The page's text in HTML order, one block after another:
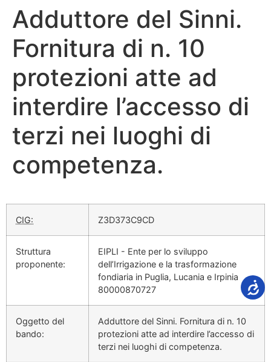
Adduttore del Sinni.
Fornitura di n. 10
protezioni atte ad
interdire l’accesso di
terzi nei luoghi di
competenza.
CIG: Z3D373C9CD
Struttura
proponente:
EIPLI - Ente per lo sviluppo
dell’Irrigazione e la trasformazione
fondiaria in Puglia, Lucania e Irpinia
80000870727
Oggetto del
bando:
Adduttore del Sinni. Fornitura di n. 10
protezioni atte ad interdire l’accesso di
terzi nei luoghi di competenza.